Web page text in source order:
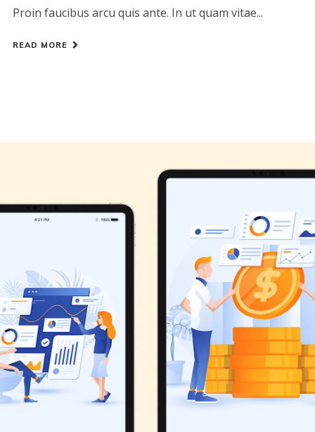
Proin faucibus arcu quis ante. In ut quam vitae...
READ MORE